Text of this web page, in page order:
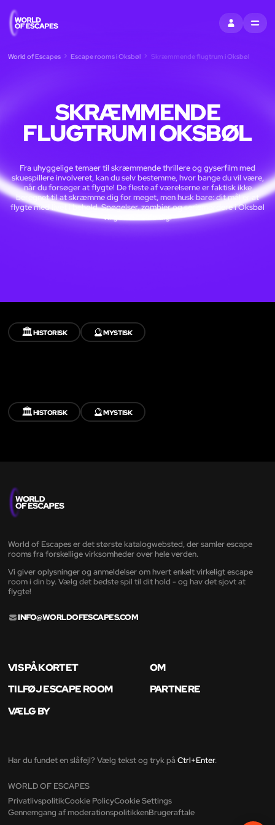
LOG INDMENU
World of Escapes Escape rooms i Oksbøl Skræmmende flugtrum i Oksbøl
SKRÆMMENDE
FLUGTRUM I OKSBØL
Fra uhyggelige temaer til skræmmende thrillere og gyserfilm med
skuespillere involveret, kan du selv bestemme, hvor bange du vil være,
når du forsøger at flygte! De fleste af værelserne er faktisk ikke
beregnet til at skræmme dig for meget, men husk bare: dit mål er at
flygte med livet i behold. Spøgelser, zombier og seriemordere i Oksbøl
vil gerne møde dig!
🏛️HISTORISK 🔮MYSTISK
🏛️HISTORISK 🔮MYSTISK
World of Escapes er det største katalogwebsted, der samler escape
rooms fra forskellige virksomheder over hele verden.
Vi giver oplysninger og anmeldelser om hvert enkelt virkeligt escape
room i din by. Vælg det bedste spil til dit hold - og hav det sjovt at
flygte!
INFO@WORLDOFESCAPES.COM
VIS PÅ KORTET
OM
TILFØJ ESCAPE ROOM
PARTNERE
VÆLG BY
Har du fundet en slåfejl? Vælg tekst og tryk på Ctrl+Enter.
WORLD OF ESCAPES
PrivatlivspolitikCookie PolicyCookie Settings
Gennemgang af moderationspolitikkenBrugeraftale